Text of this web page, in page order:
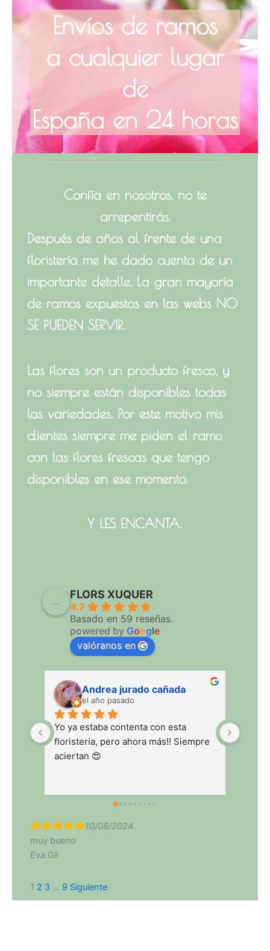
Envíos de ramos
a cualquier lugar
de
España en 24 horas
Confía en nosotros, no te
arrepentirás.
Después de años al frente de una
floristería me he dado cuenta de un
importante detalle. La gran mayoría
de ramos expuestos en las webs NO
SE PUEDEN SERVIR.
Las flores son un producto fresco, y
no siempre están disponibles todas
las variedades. Por este motivo mis
clientes siempre me piden el ramo
con las flores frescas que tengo
disponibles en ese momento.
Y LES ENCANTA:
FLORS XUQUER
4.7
Basado en 59 reseñas.
powered by Google
valóranos en
Andrea jurado cañada
el año pasado
Yo ya estaba contenta con esta
floristería, pero ahora más!! Siempre
aciertan 😍
10/08/2024
muy bueno
Eva Gil
Navegación
de
Página
1 Página
2 Página
3 … Página
9 Siguiente